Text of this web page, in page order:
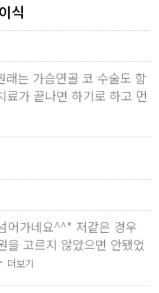
식
는 가슴연골 코 수술도 함
가 끝나면 하기로 하고 먼
어가네요^^* 저같은 경우
을 고르지 않았으면 안됐었
더보기